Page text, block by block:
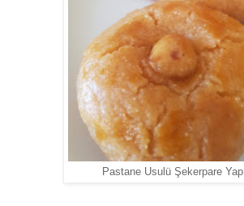
Pastane Usulü Şekerpare